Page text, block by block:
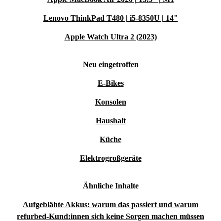
Lenovo ThinkPad T480 | i5-8350U | 14"
Apple Watch Ultra 2 (2023)
Neu eingetroffen
E-Bikes
Konsolen
Haushalt
Küche
Elektrogroßgeräte
Ähnliche Inhalte
Aufgeblähte Akkus: warum das passiert und warum
refurbed-Kund:innen sich keine Sorgen machen müssen